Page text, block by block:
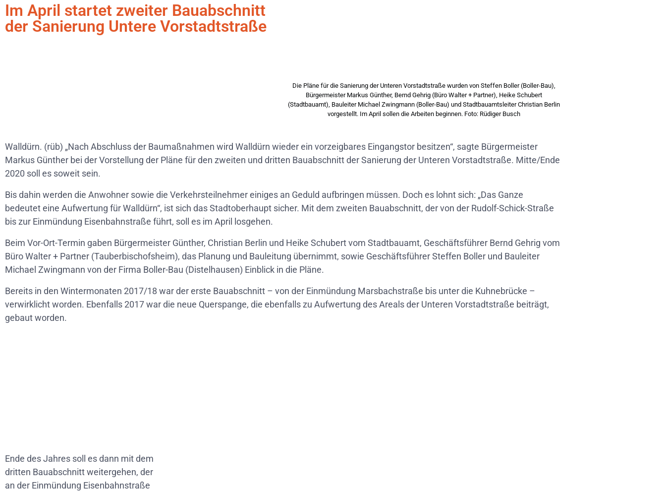
Im April startet zweiter Bauabschnitt
der Sanierung Untere Vorstadtstraße
Die Pläne für die Sanierung der Unteren Vorstadtstraße wurden von Steffen Boller (Boller-Bau),
Bürgermeister Markus Günther, Bernd Gehrig (Büro Walter + Partner), Heike Schubert
(Stadtbauamt), Bauleiter Michael Zwingmann (Boller-Bau) und Stadtbauamtsleiter Christian Berlin
vorgestellt. Im April sollen die Arbeiten beginnen. Foto: Rüdiger Busch
Walldürn. (rüb) „Nach Abschluss der Baumaßnahmen wird Walldürn wieder ein vorzeigbares Eingangstor besitzen“, sagte Bürgermeister
Markus Günther bei der Vorstellung der Pläne für den zweiten und dritten Bauabschnitt der Sanierung der Unteren Vorstadtstraße. Mitte/Ende
2020 soll es soweit sein.
Bis dahin werden die Anwohner sowie die Verkehrsteilnehmer einiges an Geduld aufbringen müssen. Doch es lohnt sich: „Das Ganze
bedeutet eine Aufwertung für Walldürn“, ist sich das Stadtoberhaupt sicher. Mit dem zweiten Bauabschnitt, der von der Rudolf-Schick-Straße
bis zur Einmündung Eisenbahnstraße führt, soll es im April losgehen.
Beim Vor-Ort-Termin gaben Bürgermeister Günther, Christian Berlin und Heike Schubert vom Stadtbauamt, Geschäftsführer Bernd Gehrig vom
Büro Walter + Partner (Tauberbischofsheim), das Planung und Bauleitung übernimmt, sowie Geschäftsführer Steffen Boller und Bauleiter
Michael Zwingmann von der Firma Boller-Bau (Distelhausen) Einblick in die Pläne.
Bereits in den Wintermonaten 2017/18 war der erste Bauabschnitt – von der Einmündung Marsbachstraße bis unter die Kuhnebrücke –
verwirklicht worden. Ebenfalls 2017 war die neue Querspange, die ebenfalls zu Aufwertung des Areals der Unteren Vorstadtstraße beiträgt,
gebaut worden.
Ende des Jahres soll es dann mit dem
dritten Bauabschnitt weitergehen, der
an der Einmündung Eisenbahnstraße